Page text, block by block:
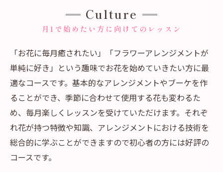
月1で始めたい方に向けてのレッスン
Culture
「お花に毎月癒されたい」「フラワーアレンジメントが
単純に好き」という趣味でお花を始めていきたい方に最
適なコースです。基本的なアレンジメントやブーケを作
ることができ、季節に合わせて使用する花も変わるた
め、毎月楽しくレッスンを受けていただけます。それぞ
れ花が持つ特徴や知識、アレンジメントにおける技術を
総合的に学ぶことができますので初心者の方には好評の
コースです。